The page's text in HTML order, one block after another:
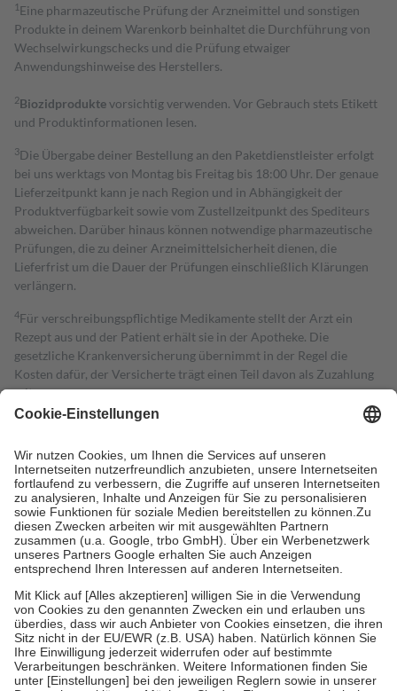
1 Eine pharmazeutische Prüfung der Arzneimittel und sonstigen
Produkte in deinem Warenkorb beinhaltet die Durchführung von
Wechselwirkungschecks und die Prüfung etwaiger
Anwendungshinweise des Herstellers.
2Biozidproduktevorsichtig verwenden. Vor Gebrauch stets Etikett
und Produktinformationen lesen.
3Die Übergabe deiner Bestellung an den Paketdienstleister erfolgt
bei uns werktags von Montag bis Freitag bis 18:00 Uhr. Der genaue
Lieferzeitpunkt kann je nach Region und in Abhängigkeit der
Produktverfügbarkeit sowie vom Zustellzeitpunkt des Spediteurs
abweichen. Darüber hinaus können notwendige pharmazeutische
Prüfungen, die zu deiner Arzneimittelsicherheit dienen, die
Lieferfrist um die Dauer der Prüfungen einschließlich Klärungen
verlängern.
4Für verschreibungspflichtige Medikamente stellt der Arzt ein
Rezept aus und der Patient erhält sie in der Apotheke. Die
gesetzliche Krankenversicherung übernimmt in der Regel die
Kosten dafür, der Versicherte trägt einen Teil davon als Zuzahlung
mit.
Grundsätzlich leisten Mitglieder Zuzahlungen in Höhe von zehn
höchstens zehn Euro.
Es sind jedoch nie mehr als die tatsächlichen
Kosten der Leistung zu entrichten.
Diese Regeln gelten grundsätzlich auch für Online-Apotheken.
Bei Heilmitteln und häuslicher Krankenpflege beträgt die
Zuzahlung zehn Prozent der Kosten sowie zehn Euro je
Verordnung.
Um das Engagement der Versicherten für ihre eigene Gesundheit zu
stärken und die besondere Stellung der Familie zu unterstützen,
fallenkeine Zuzahlungenan bei:
• Kindern und Jugendlichen bis zum vollendeten 18. Lebensjahr
mit Ausnahme der Fahrkosten
• Untersuchungen zur Vorsorge und Früherkennung, die von der
GKV getragen werden